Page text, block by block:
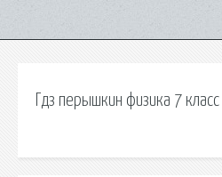
Гдз перышкин физика 7